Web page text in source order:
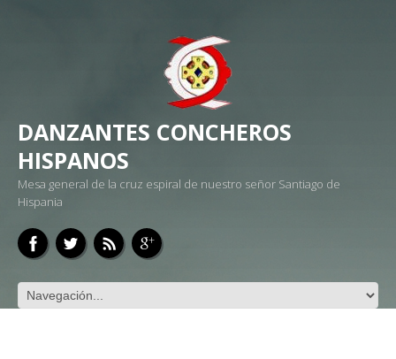
DANZANTES CONCHEROS
HISPANOS
Mesa general de la cruz espiral de nuestro señor Santiago de
Hispania